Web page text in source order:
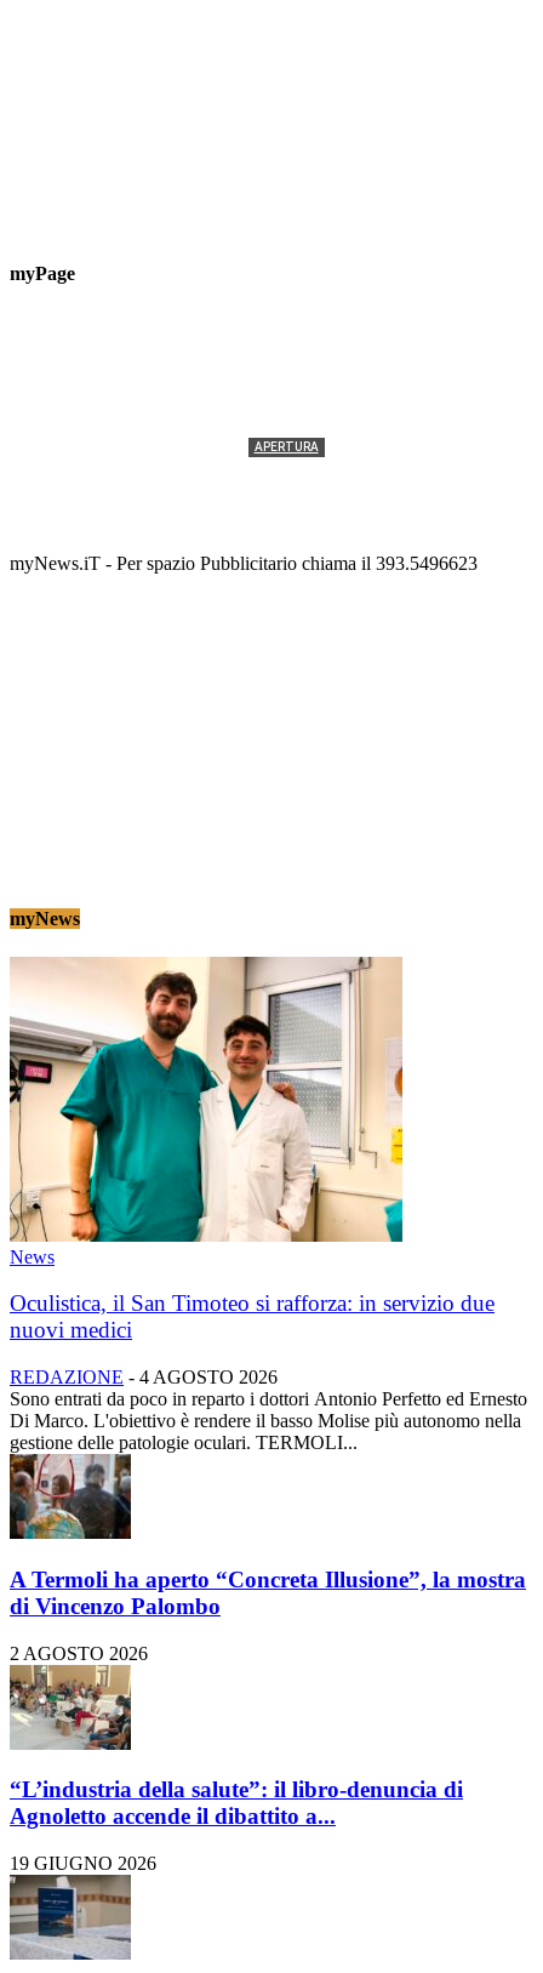
myPage
APERTURA
myNews.iT - Per spazio Pubblicitario chiama il 393.5496623
myNews
News
Oculistica, il San Timoteo si rafforza: in servizio due
nuovi medici
REDAZIONE - 4 AGOSTO 2026
Sono entrati da poco in reparto i dottori Antonio Perfetto ed Ernesto
Di Marco. L'obiettivo è rendere il basso Molise più autonomo nella
gestione delle patologie oculari. TERMOLI...
A Termoli ha aperto “Concreta Illusione”, la mostra
di Vincenzo Palombo
2 AGOSTO 2026
“L’industria della salute”: il libro-denuncia di
Agnoletto accende il dibattito a...
19 GIUGNO 2026